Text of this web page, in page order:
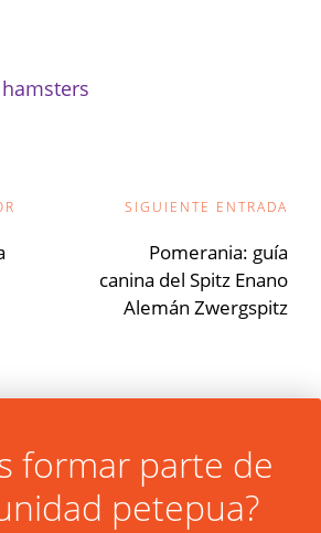
SIGUIENTE ENTRADA
Pomerania: guía
canina del Spitz Enano
Alemán Zwergspitz
formar parte de
petepua?